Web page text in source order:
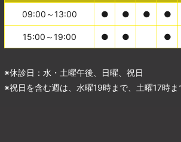
09:00～13:00 ● ● ● ●
15:00～19:00 ● ● ●
※休診日：水・土曜午後、日曜、祝日
※祝日を含む週は、水曜19時まで、土曜17時ま